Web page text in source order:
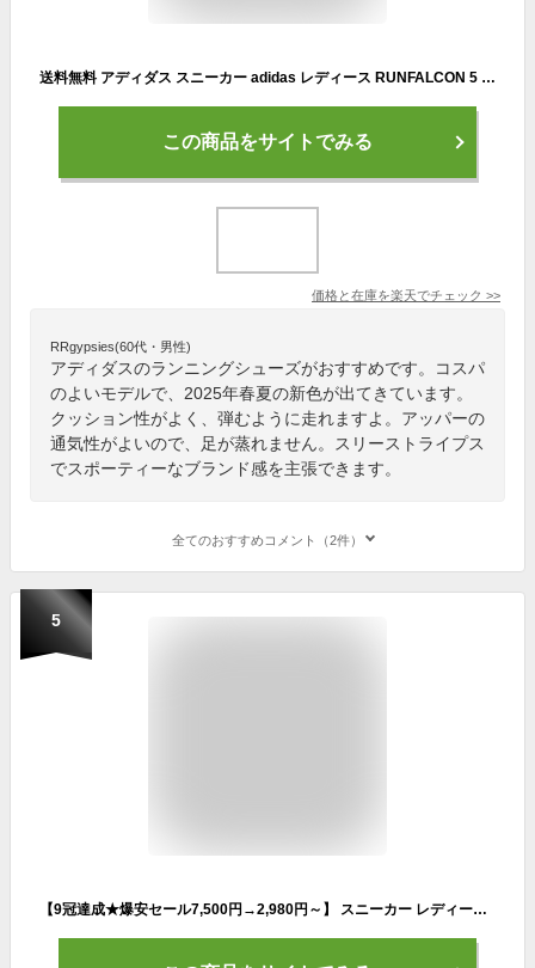
送料無料 アディダス スニーカー adidas レディース RUNFALCON 5 W ローカット ランニングシューズ ランシュー シューズ 靴 2025春夏新色 IE0528 JI3972 JI3981 JI3974 JI3979
この商品をサイトでみる
価格と在庫を楽天でチェック >>
RRgypsies(60代・男性)
アディダスのランニングシューズがおすすめです。コスパ
のよいモデルで、2025年春夏の新色が出てきています。
クッション性がよく、弾むように走れますよ。アッパーの
通気性がよいので、足が蒸れません。スリーストライプス
でスポーティーなブランド感を主張できます。
全てのおすすめコメント（2件）
5
【9冠達成★爆安セール7,500円→2,980円～】 スニーカー レディース メンズ 男女兼用 通学 中学生 ランニングシューズ ウォーキングシューズ 白 黒 3e 幅広 アウトドア 軽量 厚底 滑り止 外反母趾 体育館シューズ ジム 散歩 通学 通勤 通気性 エアクッション 母の日